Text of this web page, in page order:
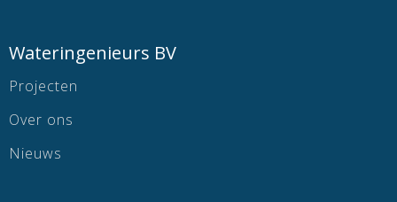
Wateringenieurs BV
Projecten
Over ons
Nieuws